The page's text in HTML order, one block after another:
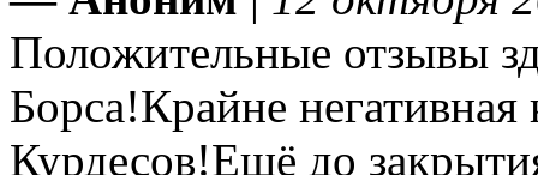
Положительные отзывы
Борса!Крайне
Курдесов!Ещё до